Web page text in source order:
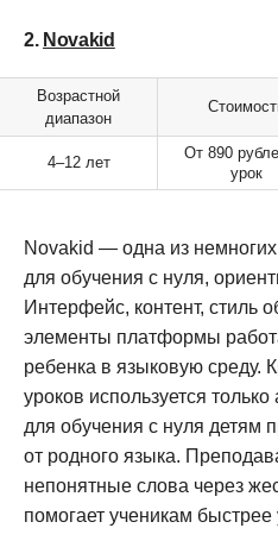
2. Novakid
Возрастной
диапазон
4–12 лет
От 890
урок
Novakid — одна из
для обучения с нуля,
Интерфейс, контент, стиль
элементы платформы
ребенка в языковую среду.
уроков используется
для обучения с нуля детям
от родного языка.
непонятные слова через
помогает ученикам быстрее